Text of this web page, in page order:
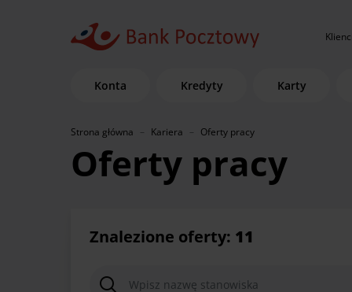
Konta Kredyty Karty
Strona główna Kariera Oferty pracy
Oferty pracy
Znalezione oferty: 11